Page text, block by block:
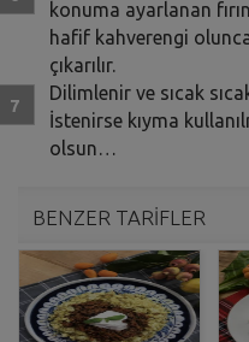
konuma ayarlanan
hafif kahverengi
çıkarılır.
Dilimlenir ve sıcak
İstenirse kıyma
olsun…
BENZER TARİFLER